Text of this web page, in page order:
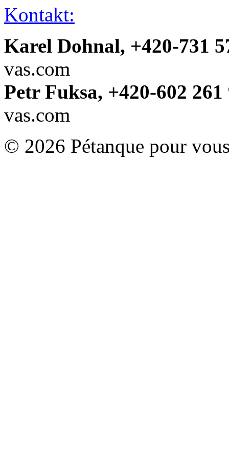
Kontakt:
Karel Dohnal, +420-731
vas.com
Petr Fuksa, +420-602 261
vas.com
© 2026 Pétanque pour